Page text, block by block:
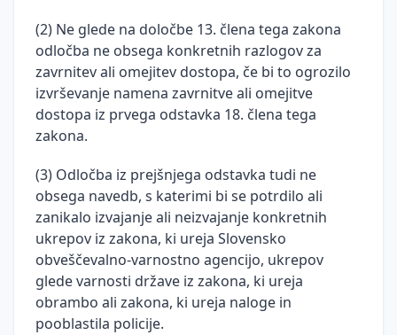
(2) Ne glede na določbe 13. člena tega zakona
odločba ne obsega konkretnih razlogov za
zavrnitev ali omejitev dostopa, če bi to ogrozilo
izvrševanje namena zavrnitve ali omejitve
dostopa iz prvega odstavka 18. člena tega
zakona.
(3) Odločba iz prejšnjega odstavka tudi ne
obsega navedb, s katerimi bi se potrdilo ali
zanikalo izvajanje ali neizvajanje konkretnih
ukrepov iz zakona, ki ureja Slovensko
obveščevalno-varnostno agencijo, ukrepov
glede varnosti države iz zakona, ki ureja
obrambo ali zakona, ki ureja naloge in
pooblastila policije.